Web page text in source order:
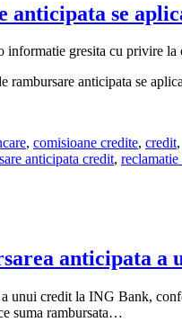
anticipata se
gresita cu privire la
rambursare anticipata se
, comisioane credite, credit,
anticipata credit, reclamatie
anticipata
unui credit la ING Bank,
suma rambursata…